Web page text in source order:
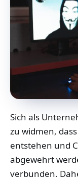
Sich als
zu widmen,
entstehen und
abgewehrt
verbunden.